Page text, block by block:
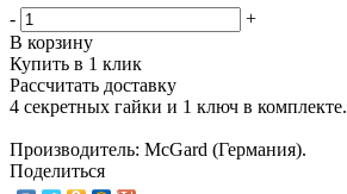
-
+
В корзину
Купить в 1 клик
Рассчитать доставку
4 секретных гайки и 1 ключ в комплекте.
Производитель: McGard (Германия).
Поделиться